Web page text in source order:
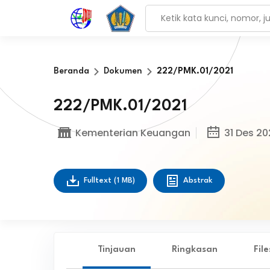
Beranda Dokumen 222/PMK.01/2021
222/PMK.01/2021
Kementerian Keuangan 31 Des
Fulltext (1 MB) Abstrak
Tinjauan Ringkasan